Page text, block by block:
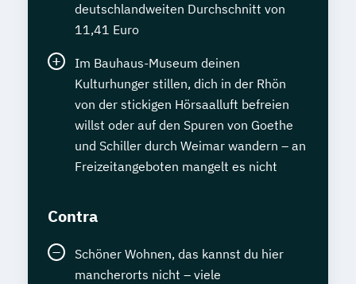
deutschlandweiten Durchschnitt von
11,41 Euro
Im Bauhaus-Museum deinen
Kulturhunger stillen, dich in der Rhön
von der stickigen Hörsaalluft befreien
willst oder auf den Spuren von Goethe
und Schiller durch Weimar wandern – an
Freizeitangeboten mangelt es nicht
Contra
Schöner Wohnen, das kannst du hier
mancherorts nicht – viele